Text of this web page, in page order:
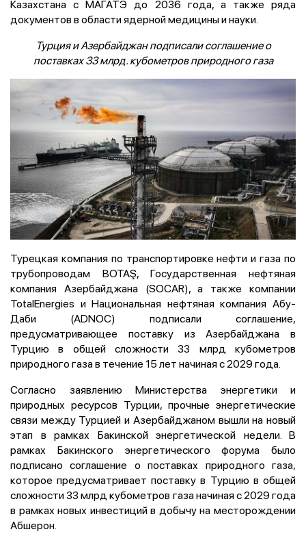
Казахстана с МАГАТЭ до 2036 года, а также ряда
документов в области ядерной медицины и науки.
Турция и Азербайджан подписали соглашение о
поставках 33 млрд. кубометров природного газа
Турецкая компания по транспортировке нефти и газа по
трубопроводам BOTAŞ, Государственная нефтяная
компания Азербайджана (SOCAR), а также компании
TotalEnergies и Национальная нефтяная компания Абу-
Даби (ADNOC) подписали соглашение,
предусматривающее поставку из Азербайджана в
Турцию в общей сложности 33 млрд кубометров
природного газа в течение 15 лет начиная с 2029 года.
Согласно заявлению Министерства энергетики и
природных ресурсов Турции, прочные энергетические
связи между Турцией и Азербайджаном вышли на новый
этап в рамках Бакинской энергетической недели. В
рамках Бакинского энергетического форума было
подписано соглашение о поставках природного газа,
которое предусматривает поставку в Турцию в общей
сложности 33 млрд кубометров газа начиная с 2029 года
в рамках новых инвестиций в добычу на месторождении
Абшерон.